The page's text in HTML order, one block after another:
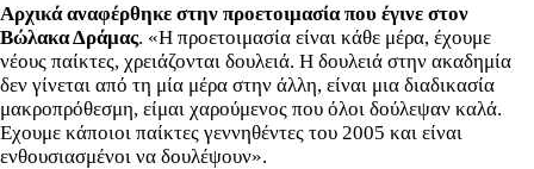
Αρχικά αναφέρθηκε στην προετοιμασία που έγινε στον
Βώλακα Δράμας. «Η προετοιμασία είναι κάθε μέρα, έχουμε
νέους παίκτες, χρειάζονται δουλειά. Η δουλειά στην ακαδημία
δεν γίνεται από τη μία μέρα στην άλλη, είναι μια διαδικασία
μακροπρόθεσμη, είμαι χαρούμενος που όλοι δούλεψαν καλά.
Εχουμε κάποιοι παίκτες γεννηθέντες του 2005 και είναι
ενθουσιασμένοι να δουλέψουν».